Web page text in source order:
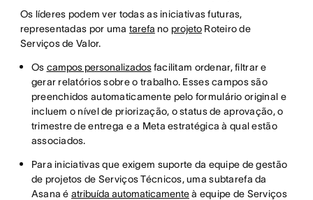
Os líderes podem ver todas as iniciativas futuras,
representadas por uma tarefa no projetoRoteiro de
Serviços de Valor.
Os campos personalizadosfacilitam ordenar, filtrar e
gerar relatórios sobre o trabalho. Esses campos são
preenchidos automaticamente pelo formulário original e
incluem o nível de priorização, o status de aprovação, o
trimestre de entrega e a Meta estratégica à qual estão
associados.
Para iniciativas que exigem suporte da equipe de gestão
de projetos de Serviços Técnicos, uma subtarefa da
Asana é atribuída automaticamenteà equipe de Serviços